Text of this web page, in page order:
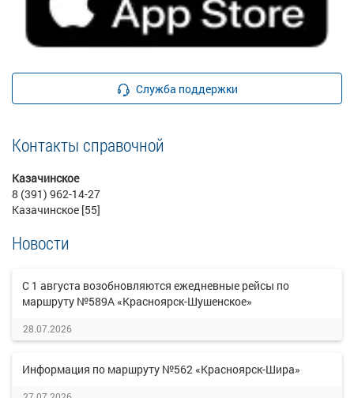
Служба поддержки
Контакты справочной
Казачинское
8 (391) 962-14-27
Казачинское [55]
Новости
С 1 августа возобновляются ежедневные рейсы по
маршруту №589А «Красноярск-Шушенское»
28.07.2026
Информация по маршруту №562 «Красноярск-Шира»